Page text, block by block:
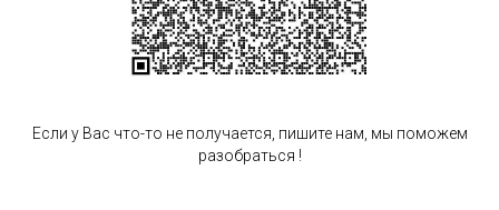
Если у Вас что-то не получается, пишите нам, мы поможем
разобраться !